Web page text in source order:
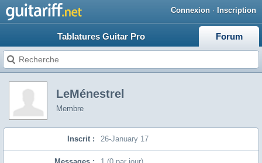
Connexion · Inscription
Tablatures Guitar Pro Forum
LeMénestrel
Membre
Inscrit : 26-January 17